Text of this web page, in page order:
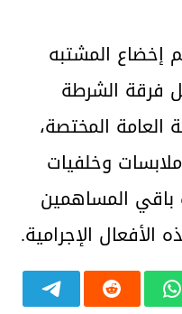
إخضاع المشتبه
فرقة الشرطة
العامة المختصة،
وخلفيات
المساهمين
الإجرامية.